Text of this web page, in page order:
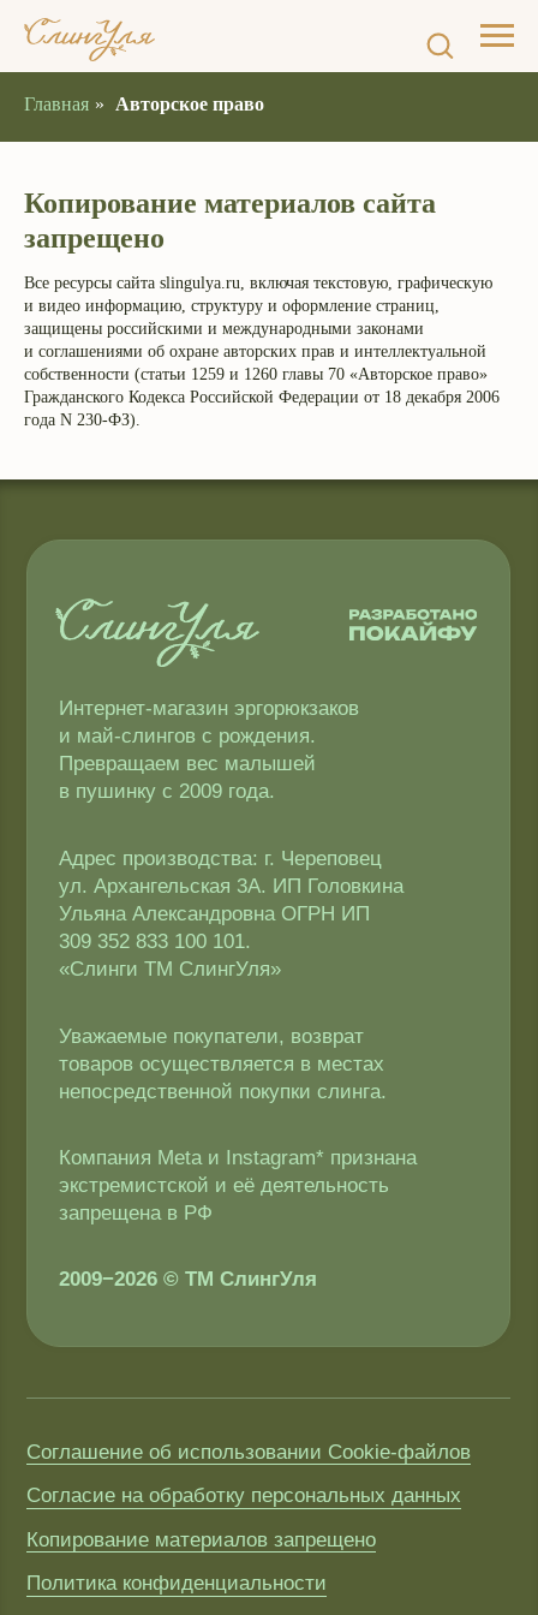
Главная » Авторское право
Копирование материалов сайта
запрещено
Все ресурсы сайта slingulya.ru, включая текстовую, графическую
и видео информацию, структуру и оформление страниц,
защищены российскими и международными законами
и соглашениями об охране авторских прав и интеллектуальной
собственности (статьи 1259 и 1260 главы 70 «Авторское право»
Гражданского Кодекса Российской Федерации от 18 декабря 2006
года N 230-ФЗ).​
Уважаемые покупатели, возврат
товаров осуществляется в местах
непосредственной покупки слинга.
запрещена в РФ
2009−2026 © ТМ СлингУля
Адрес производства: г. Череповец
ул. Архангельская 3А. ИП Головкина
Ульяна Александровна ОГРН ИП
309 352 833 100 101.
Доставка и оплата
Публичная оферта
Копирование материалов запрещено
Согласие на обработку персональных данных
Превращаем вес малышей
Соглашение об использовании Cookie-файлов